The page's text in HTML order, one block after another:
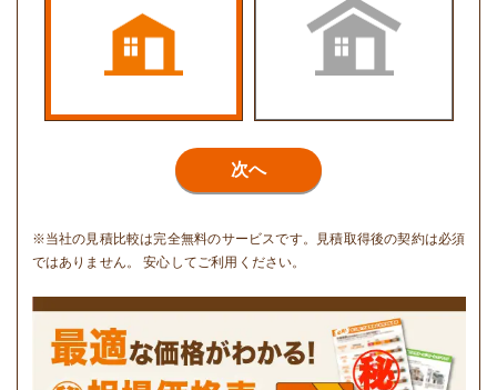
次へ
※当社の見積比較は完全無料のサービスです。見積取得後の契約は必須
ではありません。 安心してご利用ください。